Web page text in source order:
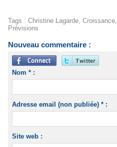
Tags : Christine Lagarde, Croissance,
Prévisions
Nouveau commentaire :
Nom * :
Adresse email (non publiée) * :
Site web :